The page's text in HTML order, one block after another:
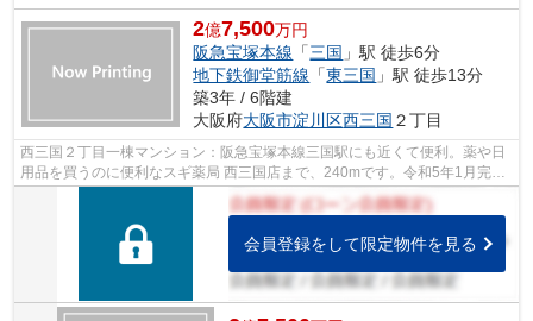
2億7,500万円
阪急宝塚本線 「三国 」駅 徒歩6分
地下鉄御堂筋線 「東三国 」駅 徒歩13分
築3年 / 6階建
大阪府大阪市淀川区西三国 ２丁目
西三国２丁目一棟マンション：阪急宝塚本線三国駅にも近くて便利。薬や日
用品を買うのに便利なスギ薬局 西三国店まで、240mです。令和5年1月完
成、まだまだ新しい築浅物件。駅から徒歩...
会員登録をして限定物件を見る